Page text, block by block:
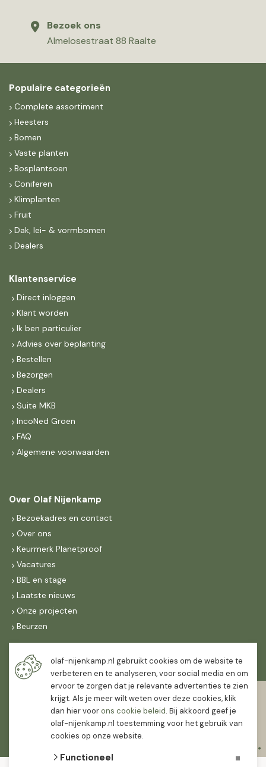
Bezoek ons
Almelosestraat 88 Raalte
Populaire categorieën
Complete assortiment
Heesters
Bomen
Vaste planten
Bosplantsoen
Coniferen
Klimplanten
Fruit
Dak, lei- & vormbomen
Dealers
Klantenservice
Direct inloggen
Klant worden
Ik ben particulier
Advies over beplanting
Bestellen
Bezorgen
Dealers
Suite MKB
IncoNed Groen
FAQ
Algemene voorwaarden
Over Olaf Nijenkamp
Bezoekadres en contact
Over ons
Keurmerk Planetproof
Vacatures
BBL en stage
Laatste nieuws
Onze projecten
Beurzen
Maandag t/m vrijdag
07:30-
16:30
12:00
olaf-nijenkamp.nl gebruikt cookies om de website te
verbeteren en te analyseren, voor social media en om
ervoor te zorgen dat je relevante advertenties te zien
krijgt. Als je meer wilt weten over deze cookies, klik
dan hier voorons cookie beleid. Bij akkoord geef je
olaf-nijenkamp.nl toestemming voor het gebruik van
cookies op onze website.
Functioneel